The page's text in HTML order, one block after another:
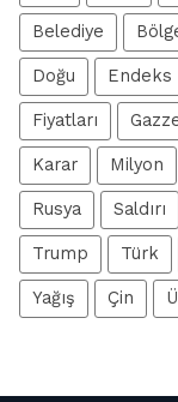
Belediye
Doğu Endeks
Fiyatları
Karar Milyon
Rusya Saldırı
Trump Türk
Yağış Çin